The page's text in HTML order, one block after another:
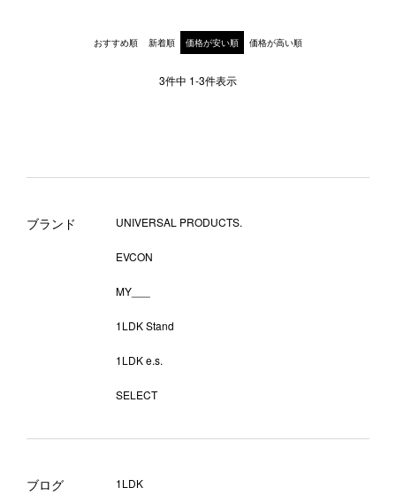
おすすめ順 新着順 価格が安い順 価格が高い順
3件中 1-3件表示
ブランド UNIVERSAL PRODUCTS.
EVCON
MY___
1LDK Stand
1LDK e.s.
SELECT
ブログ 1LDK